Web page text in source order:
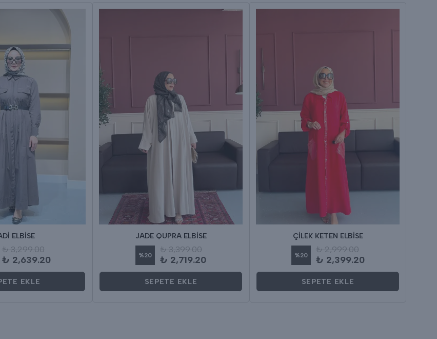
ELBİSE
₺ 3,299.00
₺ 2,639.20
EKLE
JADE QUPRA ELBİSE
%20
₺ 3,399.00
₺ 2,719.20
SEPETE EKLE
ÇİLEK KETEN ELBİSE
%20
₺ 2,999.00
₺ 2,399.20
SEPETE EKLE